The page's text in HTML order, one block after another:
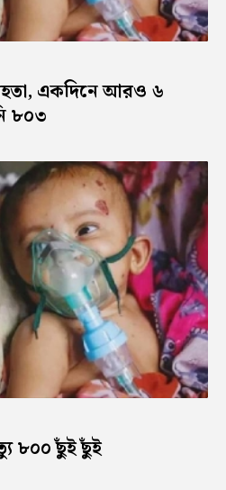
একদিনে আরও ৬
৮০৩
৮০০ ছুঁই ছুঁই